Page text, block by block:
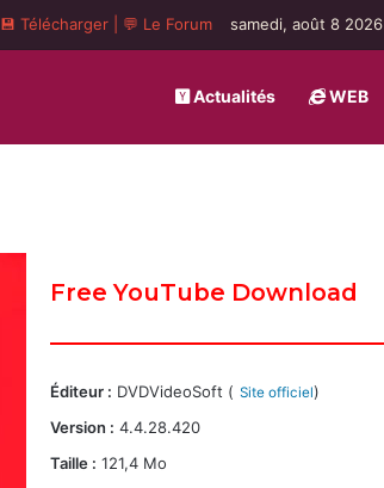
💾 Télécharger 💬 Le Forum samedi, août 8 2026
Actualités WEB
Free YouTube Download
Éditeur : DVDVideoSoft ( Site officiel)
Version : 4.4.28.420
Taille : 121,4 Mo